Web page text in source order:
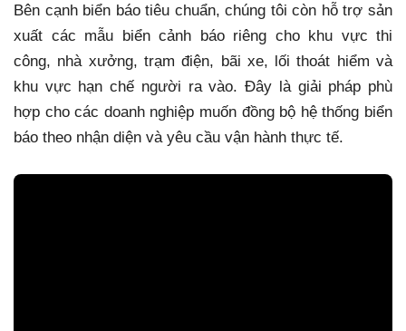
Bên cạnh biển báo tiêu chuẩn, chúng tôi còn hỗ trợ sản
xuất các mẫu biển cảnh báo riêng cho khu vực thi
công, nhà xưởng, trạm điện, bãi xe, lối thoát hiểm và
khu vực hạn chế người ra vào. Đây là giải pháp phù
hợp cho các doanh nghiệp muốn đồng bộ hệ thống biển
báo theo nhận diện và yêu cầu vận hành thực tế.